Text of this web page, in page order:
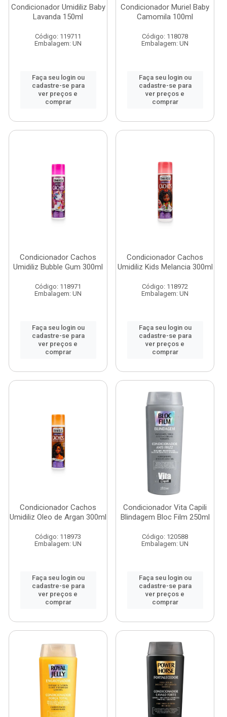
Condicionador Umidiliz Baby
Lavanda 150ml
Código: 119711
Embalagem: UN
Faça seu login ou
cadastre-se para
ver preços e
comprar
Condicionador Muriel Baby
Camomila 100ml
Código: 118078
Embalagem: UN
Faça seu login ou
cadastre-se para
ver preços e
comprar
Condicionador Cachos
Umidiliz Bubble Gum 300ml
Código: 118971
Embalagem: UN
Faça seu login ou
cadastre-se para
ver preços e
comprar
Condicionador Cachos
Umidiliz Kids Melancia 300ml
Código: 118972
Embalagem: UN
Faça seu login ou
cadastre-se para
ver preços e
comprar
Condicionador Cachos
Umidiliz Oleo de Argan 300ml
Código: 118973
Embalagem: UN
Faça seu login ou
cadastre-se para
ver preços e
comprar
Condicionador Vita Capili
Blindagem Bloc Film 250ml
Código: 120588
Embalagem: UN
Faça seu login ou
cadastre-se para
ver preços e
comprar